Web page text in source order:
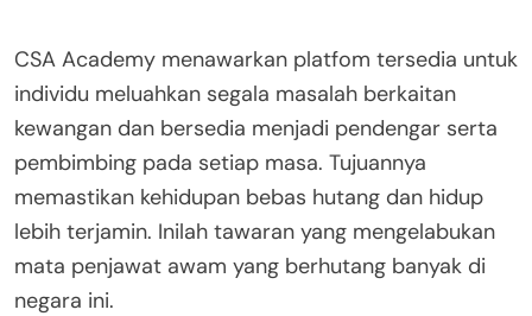
CSA Academy menawarkan platfom tersedia untuk
individu meluahkan segala masalah berkaitan
kewangan dan bersedia menjadi pendengar serta
pembimbing pada setiap masa. Tujuannya
memastikan kehidupan bebas hutang dan hidup
lebih terjamin. Inilah tawaran yang mengelabukan
mata penjawat awam yang berhutang banyak di
negara ini.